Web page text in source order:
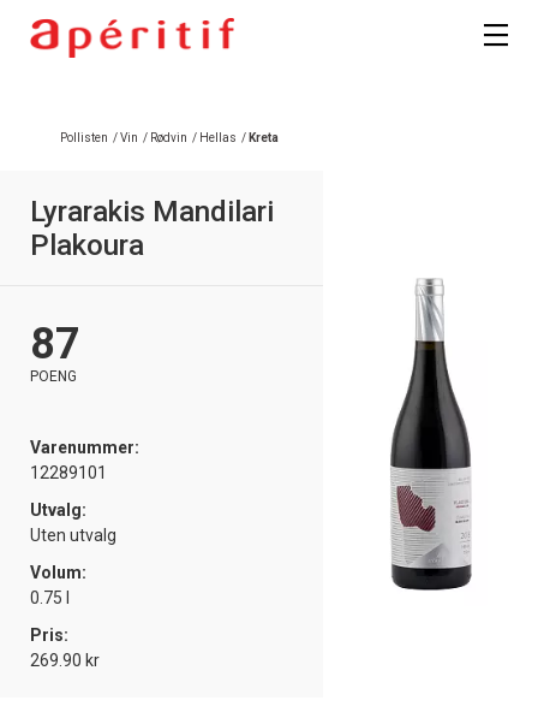
Pollisten /Vin / Rødvin / Hellas / Kreta
Lyrarakis Mandilari
Plakoura
87
POENG
Varenummer:
12289101
Utvalg:
Uten utvalg
Volum:
0.75 l
Pris:
269.90 kr